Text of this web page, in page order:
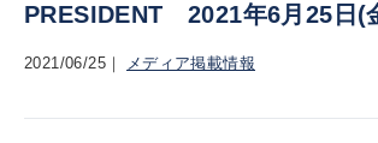
PRESIDENT 2021年6月25日(
2021/06/25 メディア掲載情報